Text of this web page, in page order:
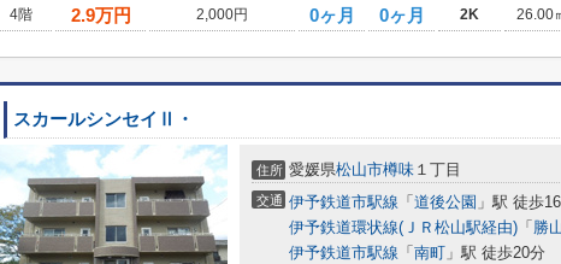
4階
2.9万円 2,000円 0ヶ月 0ヶ月 2K 26.00
スカールシンセイⅡ・
住所 愛媛県松山市樽味 １丁目
交通 伊予鉄道市駅線 「 道後公園 」駅 徒歩
伊予鉄道環状線(ＪＲ松山駅経由) 「 勝
伊予鉄道市駅線 「 南町 」駅 徒歩20分